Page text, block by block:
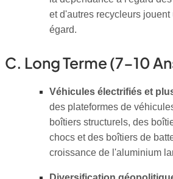
et d'autres recycleurs
égard.
C. Long Terme (7-10
Véhicules électrifiés et
des plateformes de
boîtiers structurels, des
chocs et des boîtiers de
croissance de l'aluminium